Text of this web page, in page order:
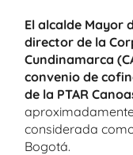
El alcalde Mayor
director de la
Cundinamarca
convenio de
de la PTAR
considerada
Bogotá.